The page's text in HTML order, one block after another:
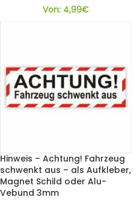
Von: 4,99€
Hinweis – Achtung! Fahrzeug
schwenkt aus – als Aufkleber,
Magnet Schild oder Alu-
Vebund 3mm